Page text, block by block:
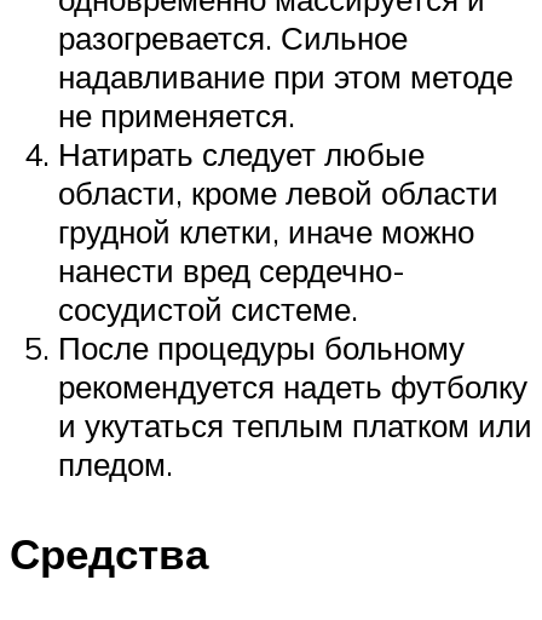
разогревается. Сильное
надавливание при этом методе
не применяется.
Натирать следует любые
области, кроме левой области
грудной клетки, иначе можно
нанести вред сердечно-
сосудистой системе.
После процедуры больному
рекомендуется надеть футболку
и укутаться теплым платком или
пледом.
Средства